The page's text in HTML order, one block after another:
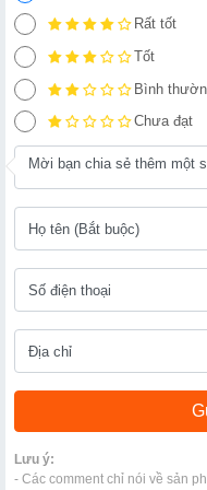
Rất tốt
Tốt
Bình
Chưa đạt
Lưu ý:
- Các comment chỉ nói về sản